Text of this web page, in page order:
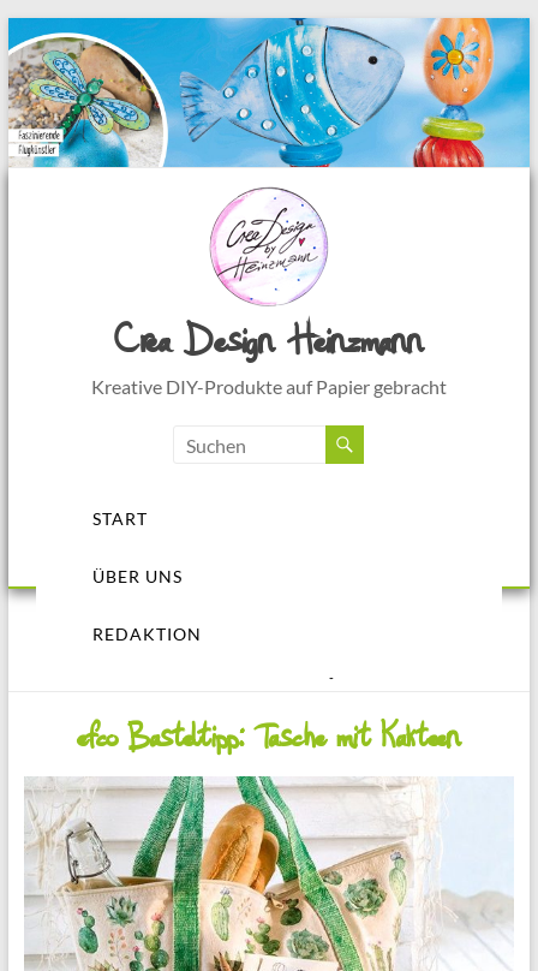
Zum
Inhalt
springen
Crea Design Heinzmann
Kreative DIY-Produkte auf Papier gebracht
MenüSTART
ÜBER UNS
REDAKTION
efco Basteltipp: Tasche mit Kakteen